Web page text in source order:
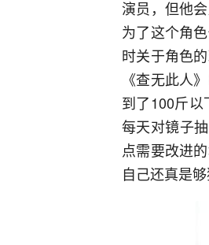
演员，但他
为了这个角
时关于角色
《查无此人
到了100斤
每天对镜子
点需要改进
自己还真是够